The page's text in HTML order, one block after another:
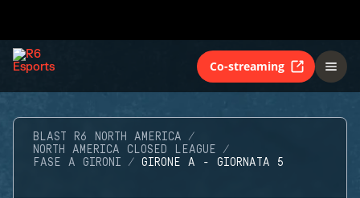
Co-streaming
BLAST R6 NORTH AMERICA
NORTH AMERICA CLOSED LEAGUE
FASE A GIRONI
GIRONE A - GIORNATA 5